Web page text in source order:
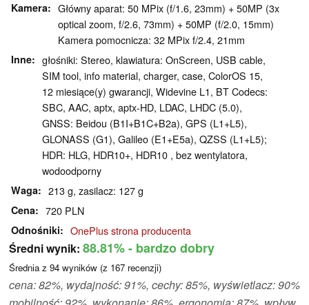
Kamera
Główny aparat: 50 MPix (f/1.6, 23mm) + 50MP (3x
optical zoom, f/2.6, 73mm) + 50MP (f/2.0, 15mm)
Kamera pomocnicza: 32 MPix f/2.4, 21mm
Inne
głośniki: Stereo, klawiatura: OnScreen, USB cable,
SIM tool, info material, charger, case, ColorOS 15,
12 miesiące(y) gwarancji, Widevine L1, BT Codecs:
SBC, AAC, aptx, aptx-HD, LDAC, LHDC (5.0),
GNSS: Beidou (B1I+B1C+B2a), GPS (L1+L5),
GLONASS (G1), Galileo (E1+E5a), QZSS (L1+L5);
HDR: HLG, HDR10+, HDR10 , bez wentylatora,
wodoodporny
Waga 213 g, zasilacz: 127 g
Cena 720 PLN
Odnośniki OnePlus strona producenta
Średni wynik: 88.81%- bardzo dobry
Średnia z 94 wyników (z 167 recenzji)
cena: 82%, wydajność: 91%, cechy: 85%, wyświetlacz: 90%